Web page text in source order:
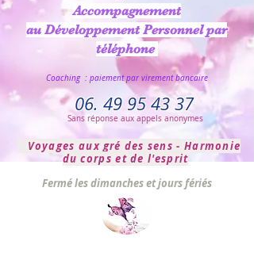
Accompagnement
au Développement Personnel par
téléphone
Coaching : paiement par virement bancaire
06. 49 95 43 37
Sans réponse aux appels anonymes
Voyages auxgré des sens- Harmonie
du corps et de l'esprit
Fermé les dimanches et jours fériés